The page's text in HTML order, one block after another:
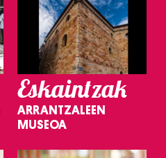
Eskaintzak
ARRANTZALEEN
MUSEOA